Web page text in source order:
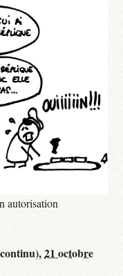
autorisation
21 octobre